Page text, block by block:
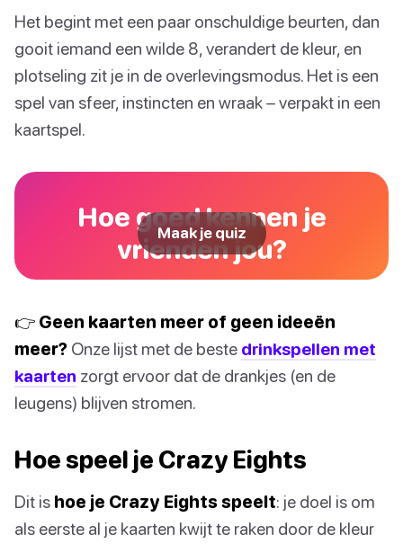
Het begint met een paar onschuldige beurten, dan
gooit iemand een wilde 8, verandert de kleur, en
plotseling zit je in de overlevingsmodus. Het is een
spel van sfeer, instincten en wraak – verpakt in een
kaartspel.
Hoe goed kennen je
vrienden jou?
Maak je quiz
👉 Geen kaarten meer of geen ideeën
meer? Onze lijst met de beste drinkspellen met
kaarten zorgt ervoor dat de drankjes (en de
leugens) blijven stromen.
Hoe speel je Crazy Eights
Dit is hoe je Crazy Eights speelt: je doel is om
als eerste al je kaarten kwijt te raken door de kleur